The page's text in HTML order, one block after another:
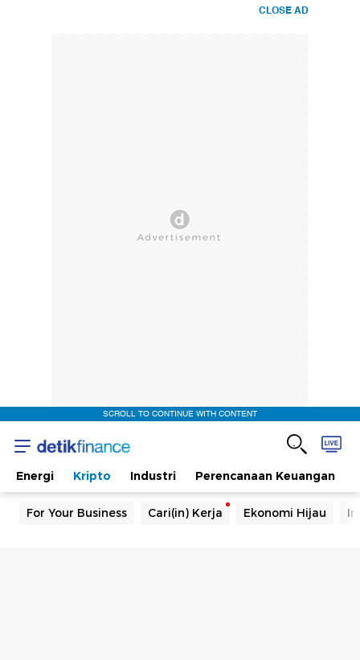
CLOSE AD
SCROLL TO CONTINUE WITH CONTENT
Energi Kripto Industri Perencanaan Keuangan
For Your Business Cari(in) Kerja Ekonomi Hijau